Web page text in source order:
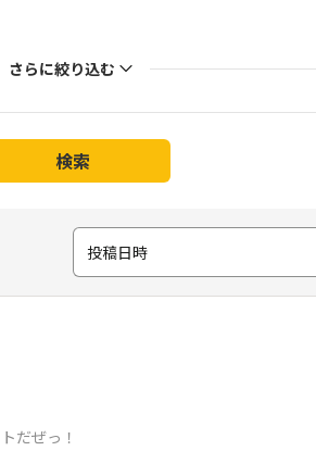
さらに絞り込む
検索
投稿日時
だぜっ！